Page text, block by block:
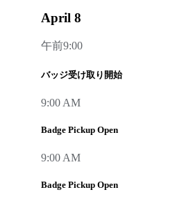
April 8
午前9:00
バッジ受け取り開始
9:00 AM
Badge Pickup Open
9:00 AM
Badge Pickup Open